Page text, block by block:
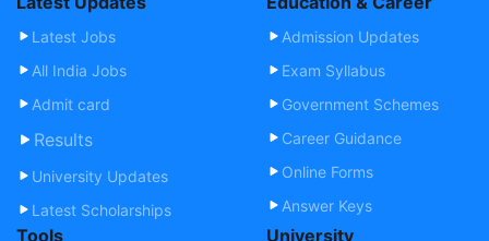
Latest Jobs
All India Jobs
Admit card
Results
University Updates
Latest Scholarships
Admission Updates
Exam Syllabus
Government Schemes
Career Guidance
Online Forms
Answer Keys
Tools University